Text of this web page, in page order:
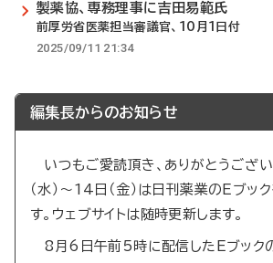
製薬協、専務理事に吉田易範氏
前厚労省医薬担当審議官、10月1日付
2025/09/11 21:34
編集長からのお知らせ
いつもご愛読頂き、ありがとうござ
（水）～14日（金）は日刊薬業のEブッ
す。ウェブサイトは随時更新します。
8月6日午前5時に配信したEブック